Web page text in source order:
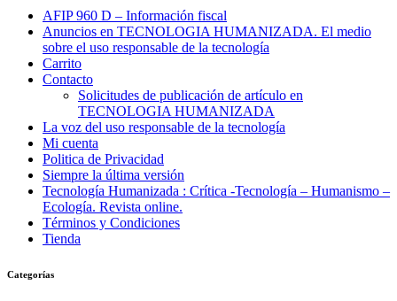
AFIP 960 D – Información fiscal
Anuncios en TECNOLOGIA HUMANIZADA. El medio
sobre el uso responsable de la tecnología
Carrito
Contacto
Solicitudes de publicación de artículo en
TECNOLOGIA HUMANIZADA
La voz del uso responsable de la tecnología
Mi cuenta
Politica de Privacidad
Siempre la última versión
Tecnología Humanizada : Crítica -Tecnología – Humanismo –
Ecología. Revista online.
Términos y Condiciones
Tienda
Categorías